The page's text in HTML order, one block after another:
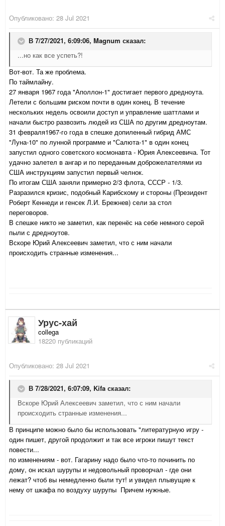
Опубликовано: 28 Jul 2021
В 7/27/2021, 6:09:06, Magnum сказал:
...но как все успеть?!
Вот-вот. Та же проблема.
По таймлайну.
27 января 1967 года "Аполлон-1" достигает первого дредноута.
Летели с большим риском почти в один конец. В течение
нескольких недель освоили доступ и управление шаттлами и
начали быстро развозить людей из США по другим дредноутам.
31 февраля1967-го года в спешке допиленный гибрид АМС
"Луна-10" по лунной программе и "Салюта-1" в один конец
запустил одного советского космонавта - Юрия Алексеевича. Тот
удачно залетел в ангар и по переданным доброжелателями из
США инструкциям запустил первый челнок.
По итогам США заняли примерно 2/3 флота, СССР - 1/3.
Разразился кризис, подобный Карибскому и стороны (Президент
Роберт Кеннеди и генсек Л.И. Брежнев) сели за стол
переговоров.
В спешке никто не заметил, как перенёс на себе немного серой
пыли с дредноутов.
Вскоре Юрий Алексеевич заметил, что с ним начали
происходить странные изменения...
Урус-хай
collega
18220 публикаций
Опубликовано: 28 Jul 2021
В 7/28/2021, 6:07:09, Kifa сказал:
Вскоре Юрий Алексеевич заметил, что с ним начали
происходить странные изменения...
В принципе можно было бы использовать "литературную игру -
один пишет, другой продолжит и так все игроки пишут текст
повести...
по изменениям - вот. Гагарину надо было что-то починить по
дому, он искал шурупы и недовольный проворчал - где они
лежат? чтоб вы немедленно были тут! и увидел плывущие к
нему от шкафа по воздуху шурупы Причем нужные.